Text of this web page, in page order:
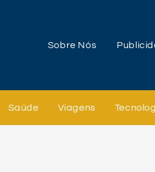
Sobre Nós
Saúde Viagens